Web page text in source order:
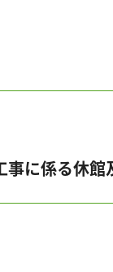
に係る休